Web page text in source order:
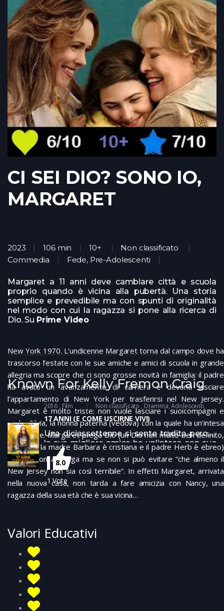
CI SEI DIO? SONO IO,
MARGARET
2023 106 min 10+
Non classificato
Commedia
Fede, Pre-Adolescenti
Margaret a 11 anni deve cambiare città e scuola
proprio quando è vicina alla pubertà. Una storia
semplice e prevedibile ma con spunti di originalità
nel modo con cui la ragazza si pone alla ricerca di
Dio. Su Prime Video
New York 1970. L’undicenne Margaret torna dal campo dove ha
trascorso l’estate con le sue amiche e amici di scuola in grande
allegria ma scopre che ci sono grosse novità in famiglia: il padre
ha avuto un avanzamento di carriera e devono lasciare
l’appartamento di New York per trasferirsi nel New Jersey.
Margaret è molto triste: non vuole lasciare i suoicompagni e
anche Silvia, la nonna paterna (vedova) con la quale ha un’intesa
particolare. Margaret prega Dio (un Dio non molto ben definito,
visto che la madre Barbara è cristiana e il padre Herb è ebreo)
che ciò non avvenga ma se non si può evitare “che almeno il
New Jersey non sia così terribile”. In effetti Margaret, arrivata
nella nuova casa, non tarda a fare amicizia con Nancy, una
ragazza della sua età che è sua vicina…
Known For Kelly Fremon Craig
2016 Film Non classificato Dramma Adolescenti
17 ANNI (E COME USCIRNE VIVI)
Una diciassettenne si sente tradita perché
la sua migliore amica ha un'intesa con suo
fratello; un’immersione particolarmente
accurata nel mondo dell’adolescenza ma
con esibizione di comportamenti
diseducativi . Su Prime Video
8.0
1 Vote
Valori Educativi